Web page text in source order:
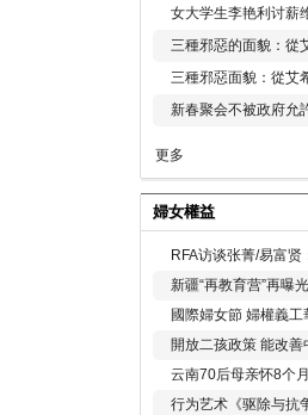
女大学生李艳利讨薪
三種邪惡的面貌：從
三種邪惡面貌：從艾
新春聚会不被政府允
更多
婦女權益
RFA访谈张菁/易富
新疆“再教育营”再曝
國際婦女節 婦權義
開放二孩政策 能改善
云南70后母亲怀8个
行为艺术《驱除与抗